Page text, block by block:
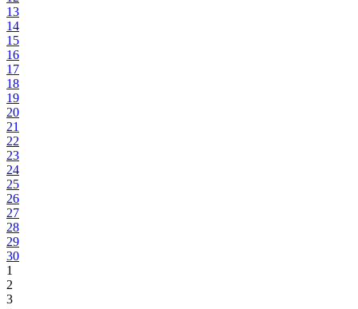
13
14
15
16
17
18
19
20
21
22
23
24
25
26
27
28
29
30
1
2
3